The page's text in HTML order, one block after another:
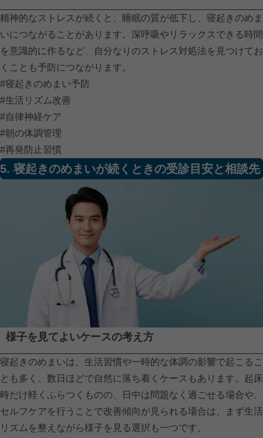
精神的なストレスが続くと、睡眠の質が低下し、寝起きのめま
いにつながることがあります。深呼吸やリラックスできる時間
を意識的に作るなど、自分なりのストレス対処法を見つけてお
くことも予防につながります。
#寝起きのめまい予防
#生活リズム改善
#自律神経ケア
#朝の体調管理
#再発防止習慣
5. 寝起きのめまいが続くときの受診目安と相談先
様子を見てよいケースの考え方
寝起きのめまいは、生活習慣や一時的な体調の影響で起こるこ
とも多く、数日ほどで自然に落ち着くケースもあります。起床
時だけ軽くふらつくものの、日中は問題なく過ごせる場合や、
セルフケアを行うことで改善傾向が見られる場合は、まず生活
リズムを整えながら様子を見る選択も一つです。